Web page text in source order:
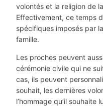
volontés et la religion de
Effectivement, ce temps
spécifiques imposés par
famille.
Les proches peuvent
cérémonie civile qui ne
cas, ils peuvent
souhait, les dernières
l’hommage qu’il souhaite